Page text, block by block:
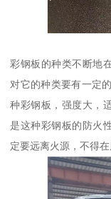
彩钢板的种类不断地
对它的种类要有一定
种彩钢板，强度大，
是这种彩钢板的防火
定要远离火源，不得